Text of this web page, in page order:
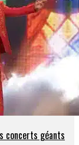
concerts géants